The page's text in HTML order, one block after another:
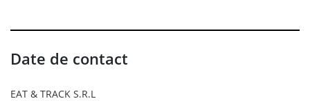
Date de contact
EAT & TRACK S.R.L